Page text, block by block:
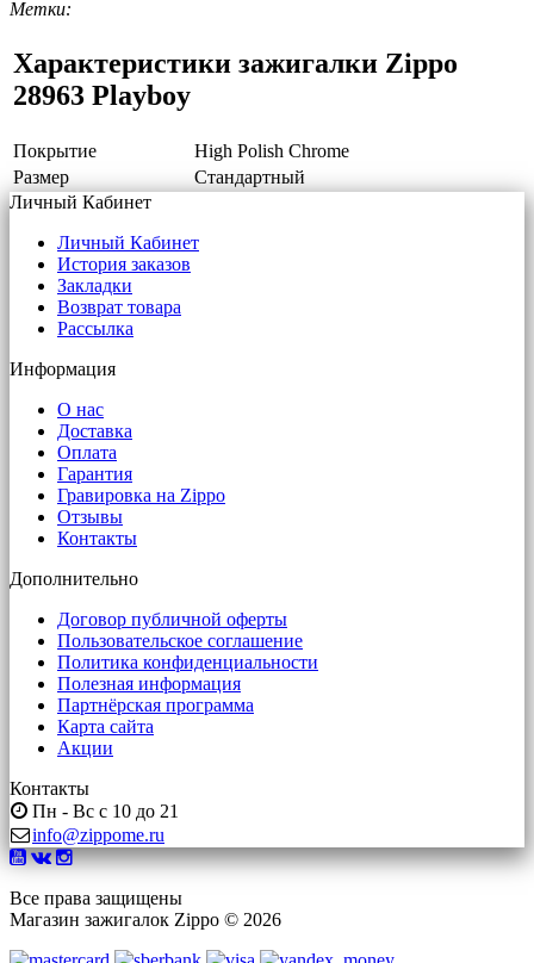
Метки:
Характеристики зажигалки Zippo
28963 Playboy
Покрытие
High Polish Chrome
Размер
Стандартный
Личный Кабинет
Личный Кабинет
История заказов
Закладки
Возврат товара
Рассылка
Информация
О нас
Доставка
Оплата
Гарантия
Гравировка на Zippo
Отзывы
Контакты
Дополнительно
Договор публичной оферты
Пользовательское соглашение
Политика конфиденциальности
Полезная информация
Партнёрская программа
Карта сайта
Акции
Контакты
Пн - Вс с 10 до 21
info@zippome.ru
Все права защищены
Магазин зажигалок Zippo © 2026